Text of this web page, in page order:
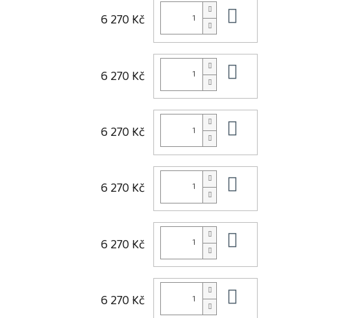
6 270 Kč
6 270 Kč
6 270 Kč
6 270 Kč
6 270 Kč
6 270 Kč